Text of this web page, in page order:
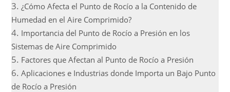
¿Cómo Afecta el Punto de Rocío a la Contenido de
Humedad en el Aire Comprimido?
Importancia del Punto de Rocío a Presión en los
Sistemas de Aire Comprimido
Factores que Afectan al Punto de Rocío a Presión
Aplicaciones e Industrias donde Importa un Bajo Punto
de Rocío a Presión